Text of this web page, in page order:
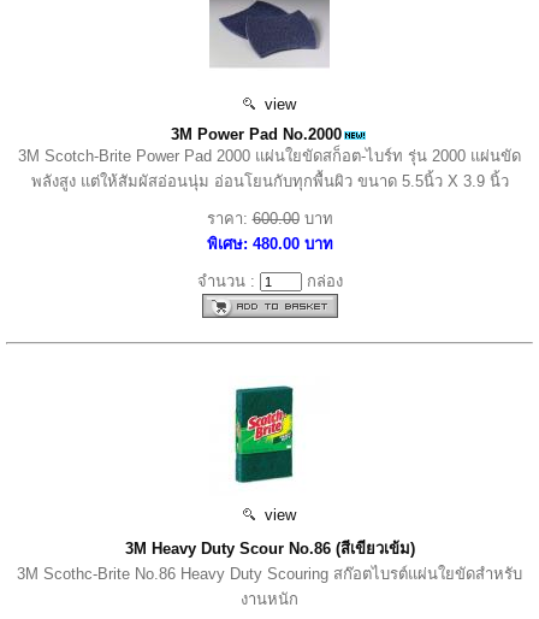
view
3M Power Pad No.2000
3M Scotch-Brite Power Pad 2000 แผ่นใยขัดสก็อต-ไบร์ท รุ่น 2000 แผ่นขัด
พลังสูง แต่ให้สัมผัสอ่อนนุ่ม อ่อนโยนกับทุกพื้นผิว ขนาด 5.5นิ้ว X 3.9 นิ้ว
ราคา:600.00บาท
พิเศษ: 480.00 บาท
จำนวน : กล่อง
view
3M Heavy Duty Scour No.86 (สีเขียวเข้ม)
3M Scothc-Brite No.86 Heavy Duty Scouring สก๊อตไบรต์แผ่นใยขัดสำหรับ
งานหนัก